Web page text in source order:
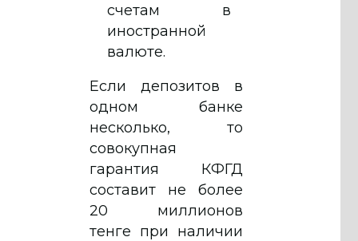
счетам в
иностранной
валюте.
Если депозитов в
одном банке
несколько, то
совокупная
гарантия КФГД
составит не более
20 миллионов
тенге при наличии